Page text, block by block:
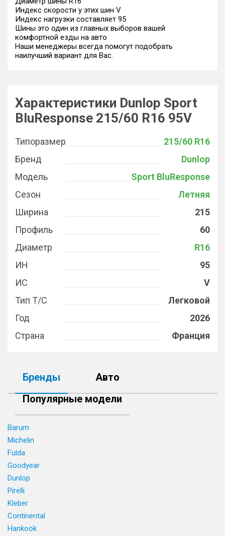
Индекс скорости у этих шин V
Индекс нагрузки составляет 95
Шины это один из главных выборов вашей
комфортной езды на авто
Наши менеджеры всегда помогут подобрать
наилучший вариант для Вас.
Характеристики Dunlop Sport
BluResponse 215/60 R16 95V
Типоразмер
215/60 R16
Бренд
Dunlop
Модель
Sport BluResponse
Сезон
Летняя
Ширина
215
Профиль
60
Диаметр
R16
ИН
95
ИС
V
Тип Т/С
Легковой
Год
2026
Страна
Франция
Бренды
Авто
Популярные модели
Barum
Michelin
Fulda
Goodyear
Dunlop
Pirelli
Kleber
Continental
Hankook